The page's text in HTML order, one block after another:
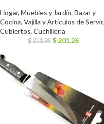
Hogar, Muebles y Jardín, Bazar y
Cocina, Vajilla y Artículos de Servir,
Cubiertos, Cuchillería
$211.85 $ 201.26